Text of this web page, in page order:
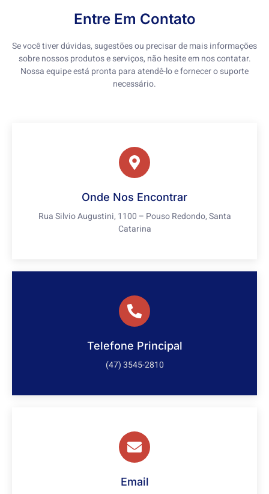
Entre Em Contato
Se você tiver dúvidas, sugestões ou precisar de mais informações
sobre nossos produtos e serviços, não hesite em nos contatar.
Nossa equipe está pronta para atendê-lo e fornecer o suporte
necessário.
Onde Nos Encontrar
Rua Silvio Augustini, 1100 – Pouso Redondo, Santa
Catarina
Telefone Principal
(47) 3545-2810
Email